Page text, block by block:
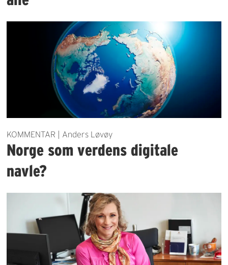
KOMMENTAR | Anders Løvøy
Norge som verdens digitale
navle?